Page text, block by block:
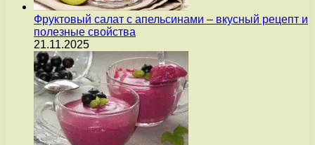
Фруктовый салат с апельсинами – вкусный рецепт и
полезные свойства
21.11.2025